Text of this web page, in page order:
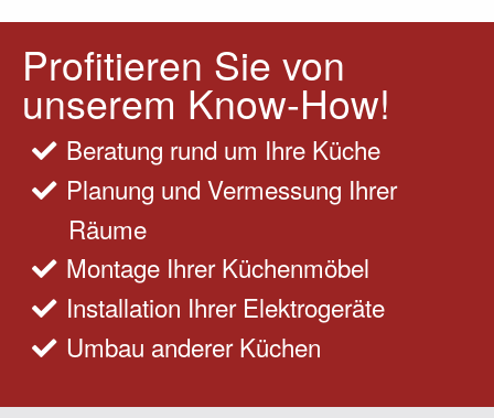
Profitieren Sie von
unserem Know-How!
Beratung rund um Ihre Küche
Planung und Vermessung Ihrer
Räume
Montage Ihrer Küchenmöbel
Installation Ihrer Elektrogeräte
Umbau anderer Küchen